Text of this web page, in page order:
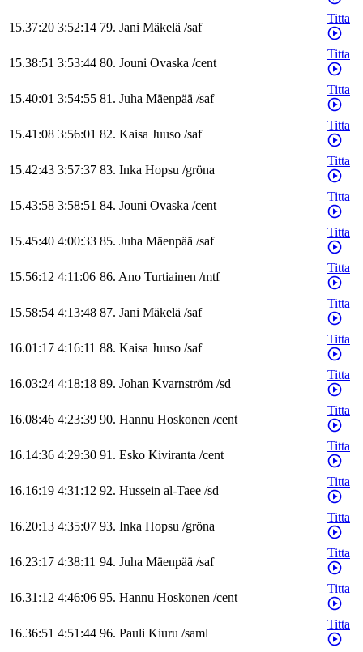
15.37:20 3:52:14 79. Jani Mäkelä /saf
Titta
15.38:51 3:53:44 80. Jouni Ovaska /cent
Titta
15.40:01 3:54:55 81. Juha Mäenpää /saf
Titta
15.41:08 3:56:01 82. Kaisa Juuso /saf
Titta
15.42:43 3:57:37 83. Inka Hopsu /gröna
Titta
15.43:58 3:58:51 84. Jouni Ovaska /cent
Titta
15.45:40 4:00:33 85. Juha Mäenpää /saf
Titta
15.56:12 4:11:06 86. Ano Turtiainen /mtf
Titta
15.58:54 4:13:48 87. Jani Mäkelä /saf
Titta
16.01:17 4:16:11 88. Kaisa Juuso /saf
Titta
16.03:24 4:18:18 89. Johan Kvarnström /sd
Titta
16.08:46 4:23:39 90. Hannu Hoskonen /cent
Titta
16.14:36 4:29:30 91. Esko Kiviranta /cent
Titta
16.16:19 4:31:12 92. Hussein al-Taee /sd
Titta
16.20:13 4:35:07 93. Inka Hopsu /gröna
Titta
16.23:17 4:38:11 94. Juha Mäenpää /saf
Titta
16.31:12 4:46:06 95. Hannu Hoskonen /cent
Titta
16.36:51 4:51:44 96. Pauli Kiuru /saml
Titta